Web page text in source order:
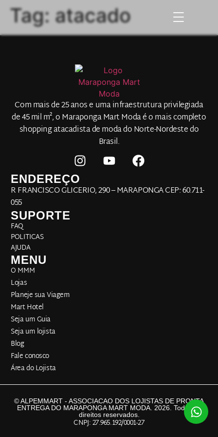
Tag: atacado
Com mais de 25 anos e uma infraestrutura privilegiada
de 45 mil m², o Maraponga Mart Moda é o mais completo
shopping atacadista de moda do Norte-Nordeste do
Brasil.
ENDEREÇO
R FRANCISCO GLICERIO, 290 – MARAPONGA CEP: 60.711-
055
SUPORTE
FAQ
POLITICAS
AJUDA
MENU
O MMM
Lojas
Planeje sua Viagem
Mart Hotel
Seja um Guia
Seja um lojista
Blog
Fale conosco
Área do Lojista
CNPJ: 27.965.192/0001-27
© ALPEMMART - ASSOCIACAO DOS LOJISTAS DE PRONTA
ENTREGA DO MARAPONGA MART MODA. 2026. Todos os
direitos reservados.